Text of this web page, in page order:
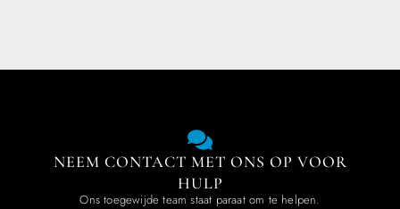
NEEM CONTACT MET ONS OP VOOR
HULP
Ons toegewijde team staat paraat om te helpen.